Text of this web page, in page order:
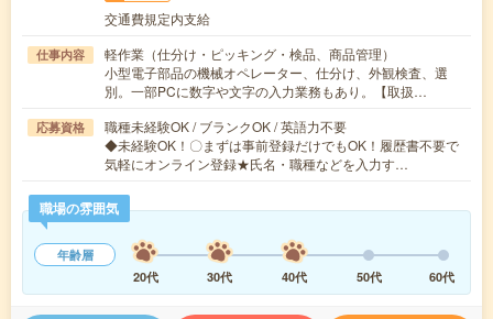
交通費規定内支給
仕事内容
軽作業（仕分け・ピッキング・検品、商品管理）
小型電子部品の機械オペレーター、仕分け、外観検査、選
別。一部PCに数字や文字の入力業務もあり。【取扱…
応募資格
職種未経験OK / ブランクOK / 英語力不要
◆未経験OK！〇まずは事前登録だけでもOK！履歴書不要で
気軽にオンライン登録★氏名・職種などを入力す…
職場の雰囲気
年齢層
20代
30代 40代 50代 60代